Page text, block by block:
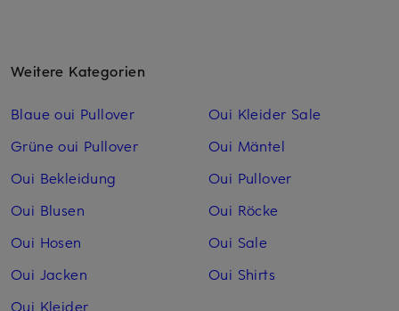
Weitere Kategorien
Blaue oui Pullover
Grüne oui Pullover
Oui Bekleidung
Oui Blusen
Oui Hosen
Oui Jacken
Oui Kleider
Oui Kleider Sale
Oui Mäntel
Oui Pullover
Oui Röcke
Oui Sale
Oui Shirts